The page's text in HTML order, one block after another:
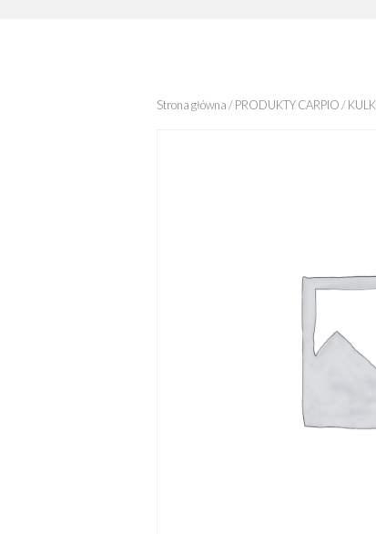
Strona główna/PRODUKTY CARPIO/